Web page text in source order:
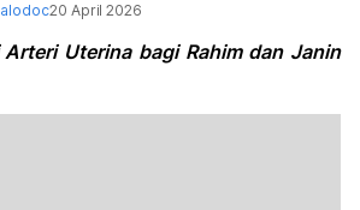
20 April 2026
Arteri Uterina bagi Rahim dan Janin